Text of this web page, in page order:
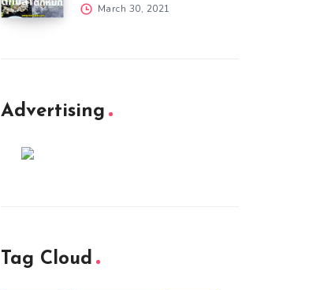
March 30, 2021
Advertising
Tag Cloud